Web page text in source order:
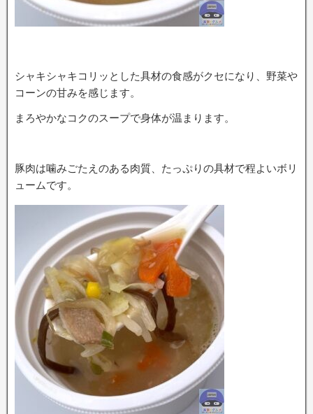
シャキシャキコリッとした具材の食感がクセになり、野菜や
コーンの甘みを感じます。
まろやかなコクのスープで身体が温まります。
豚肉は噛みごたえのある肉質、たっぷりの具材で程よいボリ
ュームです。